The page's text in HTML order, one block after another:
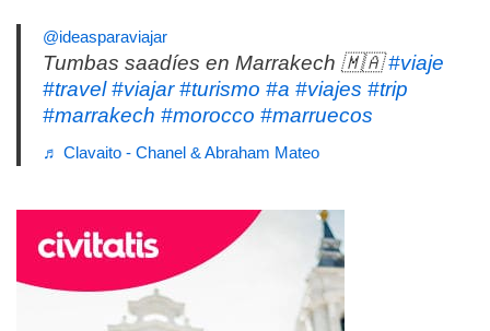
@ideasparaviajar
Tumbas saadíes en Marrakech 🇲🇦#viaje
#travel #viajar #turismo #a #viajes #trip
#marrakech #morocco #marruecos
♬ Clavaito - Chanel & Abraham Mateo